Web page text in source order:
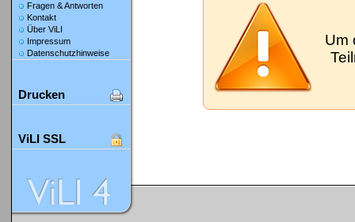
Fragen & Antworten
Kontakt
Über ViLI
Impressum
Datenschutzhinweise
Drucken
ViLI SSL
Um